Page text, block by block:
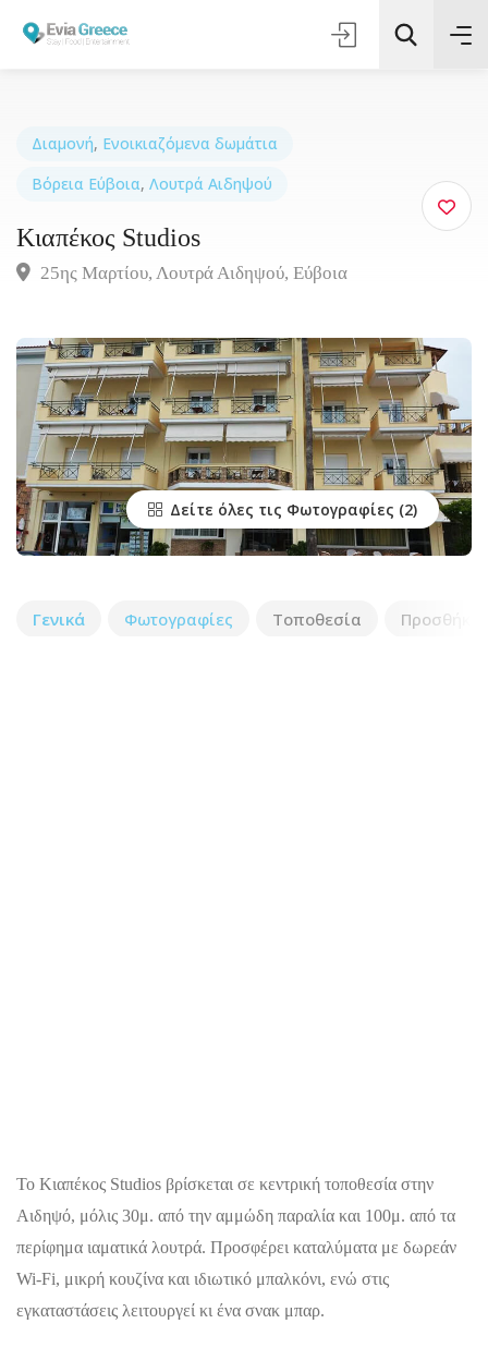
Τοποθεσία
Όλες οι Κατηγορίες
Διαμονή, Ενοικιαζόμενα δωμάτια
Βόρεια Εύβοια, Λουτρά Αιδηψού
Κιαπέκος Studios
25ης Μαρτίου, Λουτρά Αιδηψού, Εύβοια
Δείτε όλες τις Φωτογραφίες
Γενικά Φωτογραφίες Τοποθεσία Προσθήκη
Το Κιαπέκος Studios βρίσκεται σε κεντρική τοποθεσία στην
Αιδηψό, μόλις 30μ. από την αμμώδη παραλία και 100μ. από τα
περίφημα ιαματικά λουτρά. Προσφέρει καταλύματα με δωρεάν
Wi-Fi, μικρή κουζίνα και ιδιωτικό μπαλκόνι, ενώ στις
εγκαταστάσεις λειτουργεί κι ένα σνακ μπαρ.